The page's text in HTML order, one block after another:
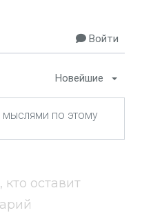
Войти
Новейшие
оставит